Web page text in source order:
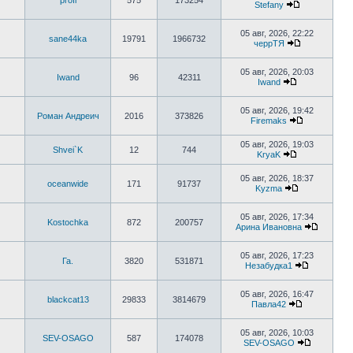
сообщению
Stefany
к
последнему
сообщению
sane44ka 19791 1966732
05 авг, 2026, 22:22
черрТЯ
к
последнему
Iwand 96 42311
05 авг, 2026, 20:03
Iwand
к
последнему
сообщению
Роман Андреич 2016 373826
05 авг, 2026, 19:42
Firemaks
к
последнему
Shvei`K 12 744
05 авг, 2026, 19:03
KryaK
Перейти
последнему
сообщению
oceanwide 171 91737
05 авг, 2026, 18:37
Kyzma
к
последнему
сообщению
Kostochka 872 200757
05 авг, 2026, 17:34
Арина Ивановна
к
Га. 3820 531871
05 авг, 2026, 17:23
Незабудка1
к
blackcat13 29833 3814679
05 авг, 2026, 16:47
Павла42
к
последнему
сообщению
SEV-OSAGO 587 174078
05 авг, 2026, 10:03
SEV-OSAGO